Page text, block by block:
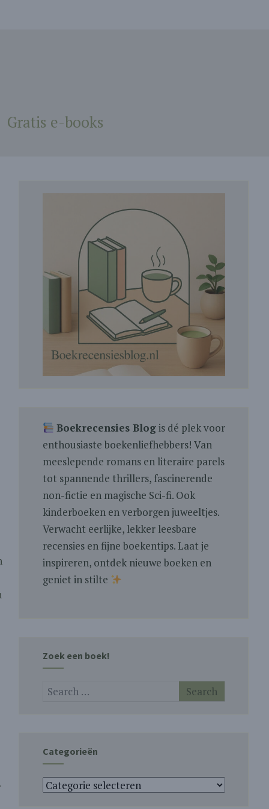
Gratis e-books
Boekrecensies Blogis dé plek voor
enthousiaste boekenliefhebbers! Van
meeslepende romans en literaire parels
tot spannende thrillers, fascinerende
non-fictie en magische Sci-fi. Ook
kinderboeken en verborgen juweeltjes.
Verwacht eerlijke, lekker leesbare
recensies en fijne boekentips. Laat je
inspireren, ontdek nieuwe boeken en
geniet in stilte
Zoek een boek!
Categorieën
Categorieën